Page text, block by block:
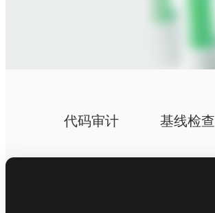
代码审计 基线检查